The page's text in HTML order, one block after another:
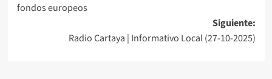
fondos europeos
Siguiente:
Radio Cartaya | Informativo Local (27-10-2025)